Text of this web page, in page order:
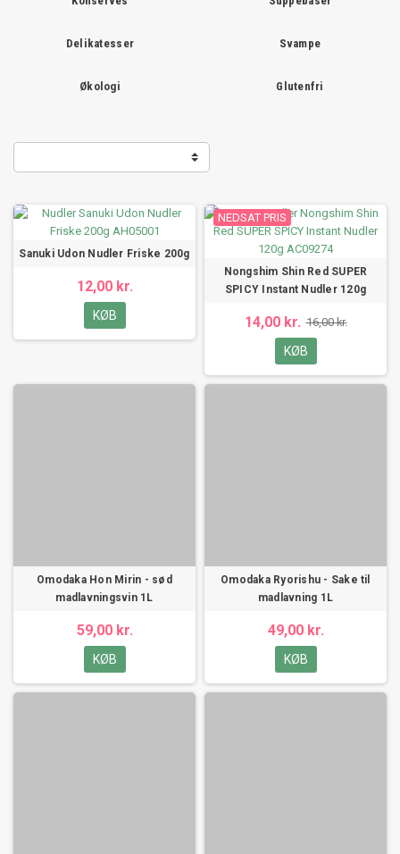
Delikatesser Svampe
Økologi Glutenfri
Sanuki Udon Nudler Friske 200g
12,00 kr.
KØB
NEDSAT PRIS
Nongshim Shin Red SUPER
SPICY Instant Nudler 120g
14,00 kr. 16,00 kr.
KØB
Omodaka Hon Mirin - sød
madlavningsvin 1L
59,00 kr.
KØB
Omodaka Ryorishu - Sake til
madlavning 1L
49,00 kr.
KØB